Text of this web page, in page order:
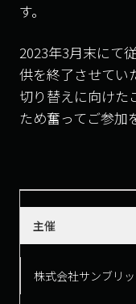
す。
2023年3月末にて
供を終了させてい
切り替えに向けた
ため奮ってご参加
主催
株式会社サンブリ